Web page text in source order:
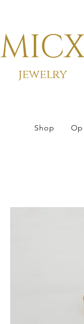
jewelry
Shop Op